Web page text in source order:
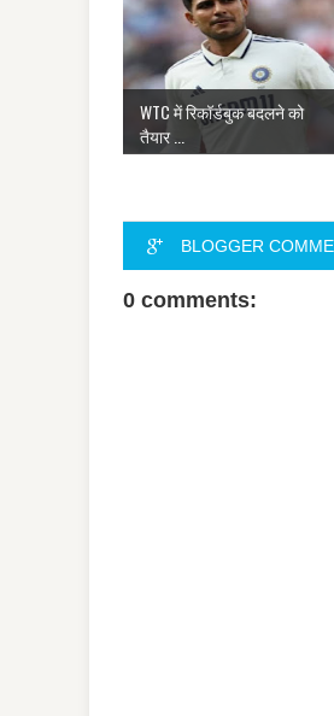
WTC में रिकॉर्डबुक बदलने को
तैयार ...
BLOGGER
0 comments: